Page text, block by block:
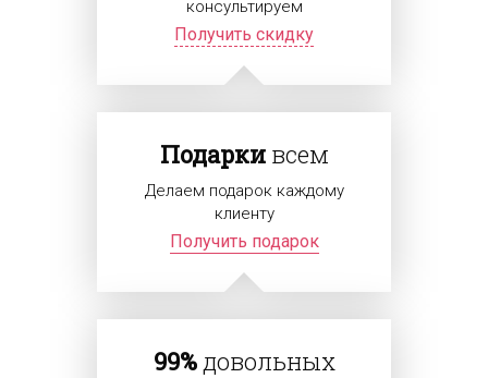
консультируем
Получить скидку
Подаркивсем
Делаем подарок каждому
клиенту
Получить подарок
99%довольных